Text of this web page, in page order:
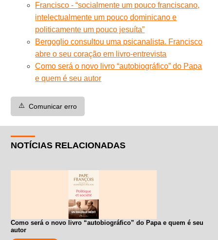
Francisco - “socialmente um pouco franciscano,
intelectualmente um pouco dominicano e
politicamente um pouco jesuíta”
Bergoglio consultou uma psicanalista. Francisco
abre o seu coração em livro-entrevista
Como será o novo livro “autobiográfico” do Papa
e quem é seu autor
⚠️ Comunicar erro
NOTÍCIAS RELACIONADAS
Como será o novo livro “autobiográfico” do Papa e quem é seu
autor